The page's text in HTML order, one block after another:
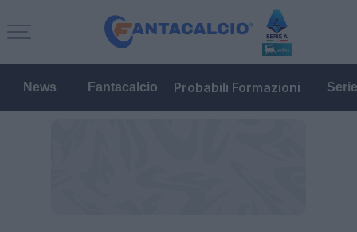
News Fantacalcio Probabili Formazioni